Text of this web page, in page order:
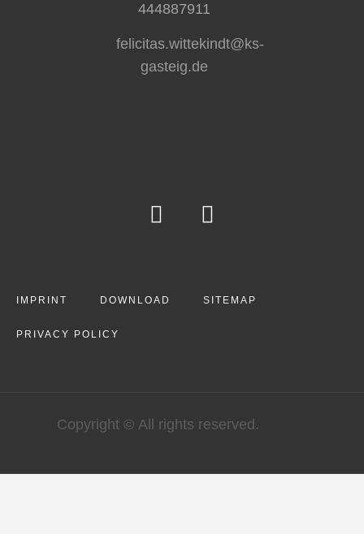
444887911
felicitas.wittekindt@ks-
gasteig.de
IMPRINT DOWNLOAD SITEMAP
PRIVACY POLICY
Copyright © All rights reserved.